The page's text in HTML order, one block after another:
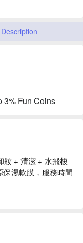
3% Fun Coins
妝 + 清潔 + 水飛梭
保濕軟膜，服務時間